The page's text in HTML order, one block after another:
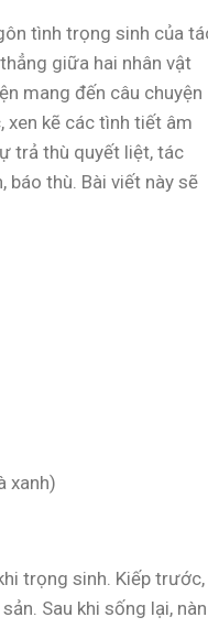
tình trọng sinh của
giữa hai nhân vật
mang đến câu chuyện
kẽ các tình tiết âm
trả thù quyết liệt, tác
thù. Bài viết này sẽ
xanh)
trọng sinh. Kiếp trước,
Sau khi sống lại,